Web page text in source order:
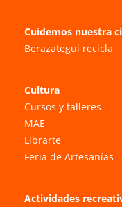
Cuidemos nuestra
Berazategui recicla
Cultura
Cursos y talleres
MAE
Librarte
Feria de Artesanías
Actividades